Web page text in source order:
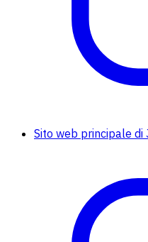
Sito web principale di